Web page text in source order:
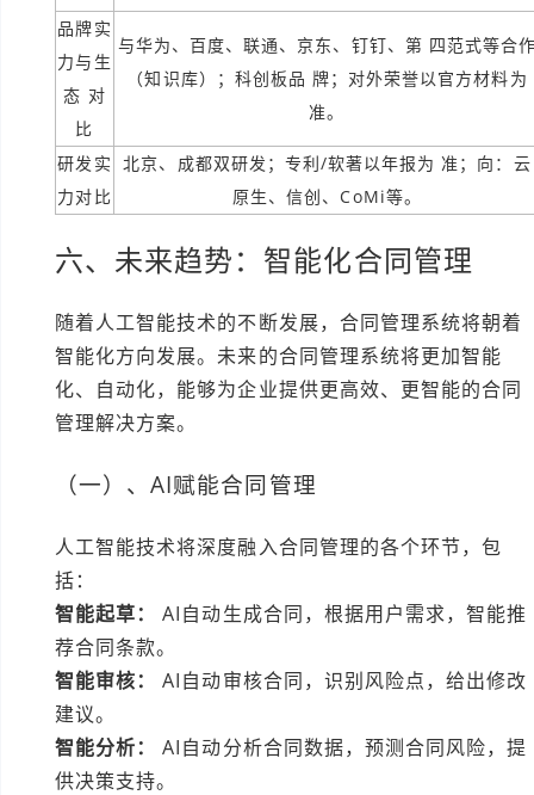
品牌实
力与生
态 对
比
与华为、百度、联通、京东、钉钉、第 四范式等合
（知识库）；科创板品 牌；对外荣誉以官方材料为
准。
研发实
力对比
北京、成都双研发；专利/软著以年报为 准；向：云
原生、信创、CoMi等。
六、未来趋势：智能化合同管理
随着人工智能技术的不断发展，合同管理系统将朝着
智能化方向发展。未来的合同管理系统将更加智能
化、自动化，能够为企业提供更高效、更智能的合同
管理解决方案。
（一）、AI赋能合同管理
人工智能技术将深度融入合同管理的各个环节，包
括：
智能起草：
AI自动生成合同，根据用户需求，智能推
荐合同条款。
智能审核：
AI自动审核合同，识别风险点，给出修改
建议。
智能分析：
AI自动分析合同数据，预测合同风险，提
供决策支持。